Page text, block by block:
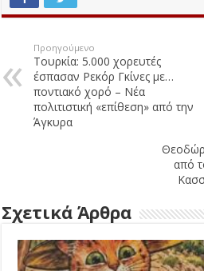
Προηγούμενο
Τουρκία: 5.000 χορευτές
έσπασαν Ρεκόρ Γκίνες με…
ποντιακό χορό – Νέα
πολιτιστική «επίθεση» από την
Άγκυρα
από
Σχετικά Άρθρα